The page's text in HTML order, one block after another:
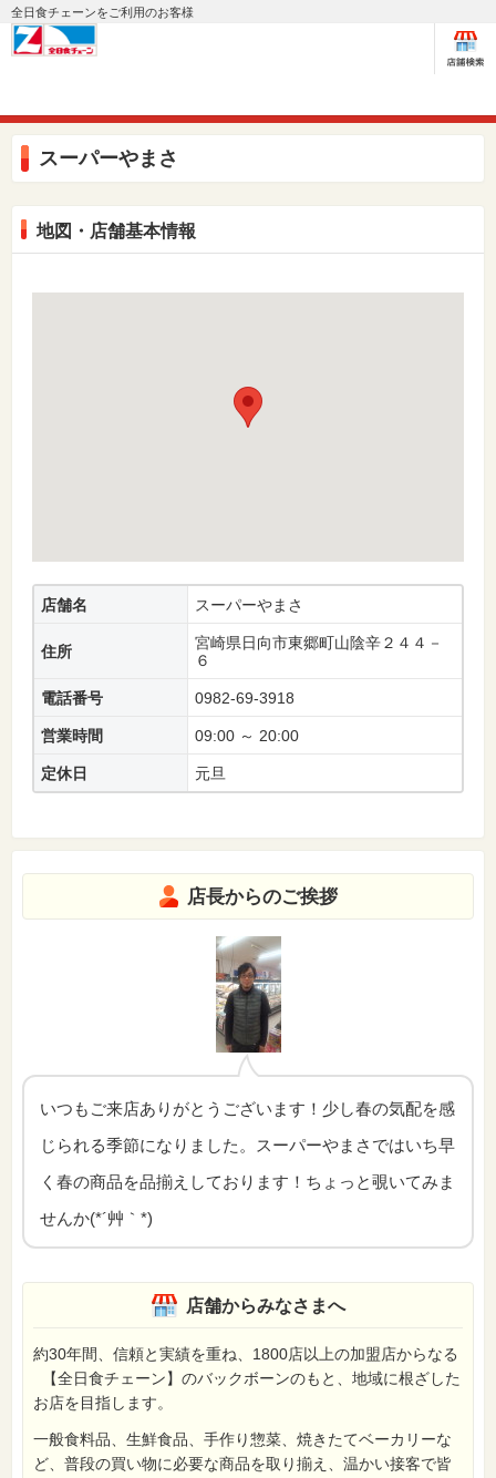
全日食チェーンをご利用のお客様
スーパーやまさ
地図・店舗基本情報
店舗名 スーパーやまさ
住所
宮崎県日向市東郷町山陰辛２４４－
６
電話番号 0982-69-3918
営業時間 09:00 ～ 20:00
定休日 元旦
店長からのご挨拶
いつもご来店ありがとうございます！少し春の気配を感
じられる季節になりました。スーパーやまさではいち早
く春の商品を品揃えしております！ちょっと覗いてみま
せんか(*´艸｀*)
店舗からみなさまへ
約30年間、信頼と実績を重ね、1800店以上の加盟店からなる
【全日食チェーン】のバックボーンのもと、地域に根ざした
お店を目指します。
一般食料品、生鮮食品、手作り惣菜、焼きたてベーカリーな
ど、普段の買い物に必要な商品を取り揃え、温かい接客で皆